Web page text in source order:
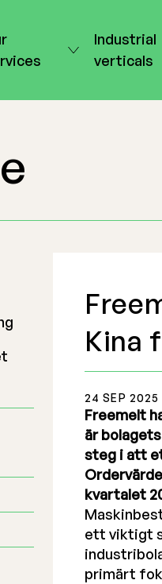
Industrial
verticals
Kina
24 SEP 2025
Freemelt
är
steg i att
kvartalet
ett viktigt
primärt